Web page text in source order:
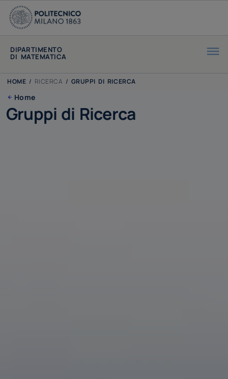
DIPARTIMENTO
DI MATEMATICA
HOME / RICERCA / GRUPPI DI RICERCA
Home
Gruppi di Ricerca